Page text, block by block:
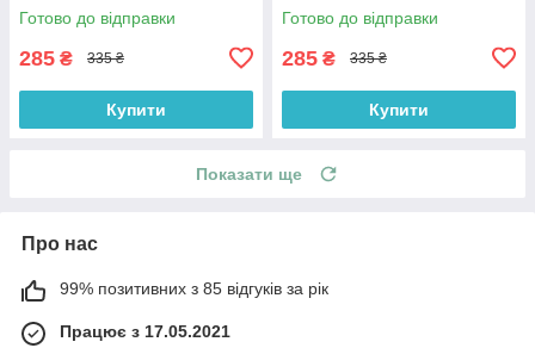
Готово до відправки
285 ₴ 335 ₴
Купити
Готово до відправки
285 ₴ 335 ₴
Купити
Показати ще
Про нас
99% позитивних з 85 відгуків за рік
Працює з 17.05.2021